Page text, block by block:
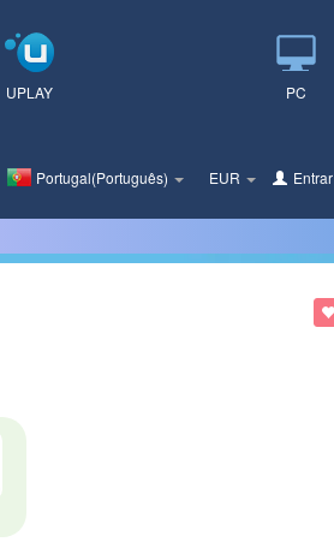
UPLAY PC
Portugal(Português) EUR Entrar